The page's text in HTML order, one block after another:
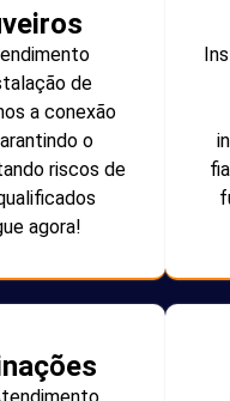
de
a conexão
o
riscos de
agora!